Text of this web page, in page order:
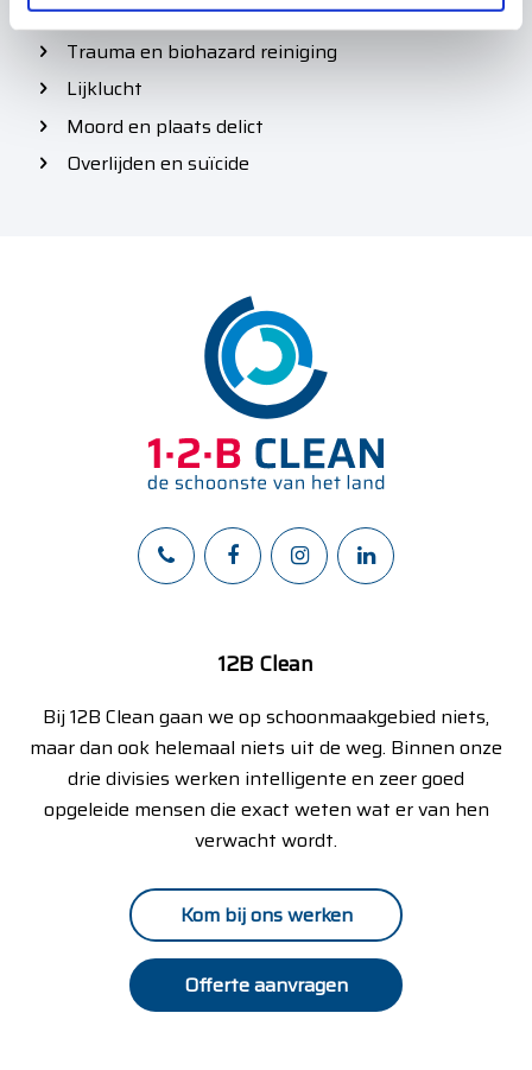
e
Trauma en biohazard reiniging
Lijklucht
Moord en plaats delict
Overlijden en suïcide
12B Clean
Bij 12B Clean gaan we op schoonmaakgebied niets,
maar dan ook helemaal niets uit de weg. Binnen onze
drie divisies werken intelligente en zeer goed
opgeleide mensen die exact weten wat er van hen
verwacht wordt.
Kom bij ons werken
Offerte aanvragen